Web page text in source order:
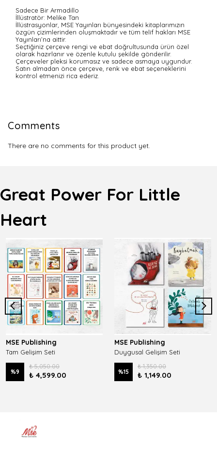
Sadece Bir Armadillo
İllüstratör: Melike Tan
İllüstrasyonlar, MSE Yayınları bünyesindeki kitaplarımızın
özgün çizimlerinden oluşmaktadır ve tüm telif hakları MSE
Yayınları’na aittir.
Seçtiğiniz çerçeve rengi ve ebat doğrultusunda ürün özel
olarak hazırlanır ve özenle kutulu şekilde gönderilir.
Çerçeveler pleksi korumasız ve sadece asmaya uygundur.
Satın almadan önce çerçeve, renk ve ebat seçeneklerini
kontrol etmenizi rica ederiz.
Comments
There are no comments for this product yet.
Great Power For Little
Heart
MSE Publishing
Tam Gelişim Seti
%9
₺ 5,050.00
₺ 4,599.00
MSE Publishing
Duygusal Gelişim Seti
%15
₺ 1,350.00
₺ 1,149.00